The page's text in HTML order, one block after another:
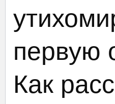
первую
Как